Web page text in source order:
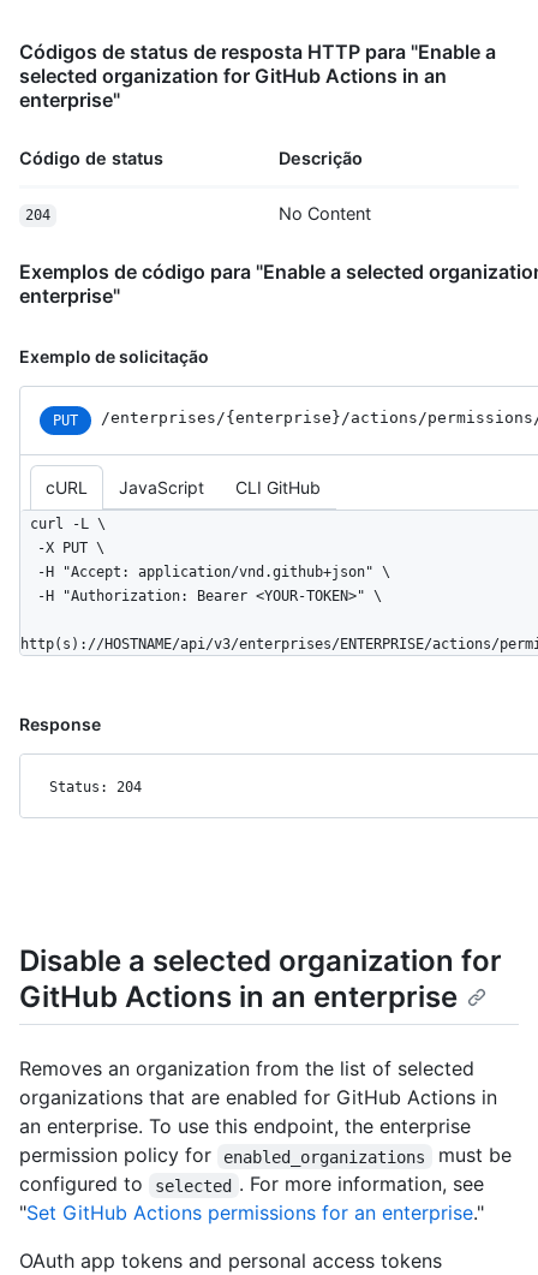
Códigos de status de resposta HTTP para "Enable a
selected organization for GitHub Actions in an
enterprise"
Código de status Descrição
204 No Content
Exemplos de código para "Enable a selected
enterprise"
Exemplo de solicitação
PUT /enterprises/{enterprise}/actions/permissions
cURL JavaScript CLI GitHub
curl -L \
http(s)://HOSTNAME/api/v3/enterprises/ENTERPRISE/actions/
Response
Status: 204
Disable a selected organization for
GitHub Actions in an enterprise
Removes an organization from the list of selected
organizations that are enabled for GitHub Actions in
an enterprise. To use this endpoint, the enterprise
permission policy for
enabled_organizations
must be
configured to
selected . For more information, see
"Set GitHub Actions permissions for an enterprise."
OAuth app tokens and personal access tokens